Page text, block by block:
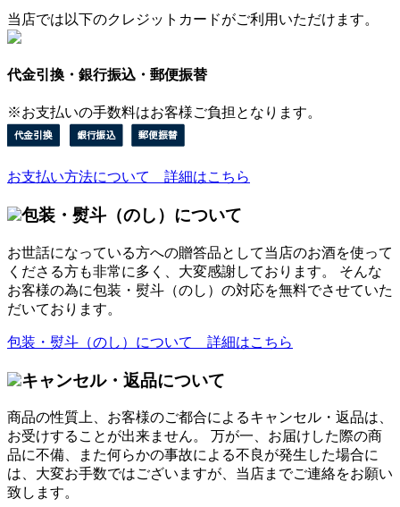
当店では以下のクレジットカードがご利用いただけます。
代金引換・銀行振込・郵便振替
※お支払いの手数料はお客様ご負担となります。
お支払い方法について 詳細はこちら
包装・熨斗（のし）について
お世話になっている方への贈答品として当店のお酒を使って
くださる方も非常に多く、大変感謝しております。 そんな
お客様の為に包装・熨斗（のし）の対応を無料でさせていた
だいております。
包装・熨斗（のし）について 詳細はこちら
キャンセル・返品について
商品の性質上、お客様のご都合によるキャンセル・返品は、
お受けすることが出来ません。 万が一、お届けした際の商
品に不備、また何らかの事故による不良が発生した場合に
は、大変お手数ではございますが、当店までご連絡をお願い
致します。